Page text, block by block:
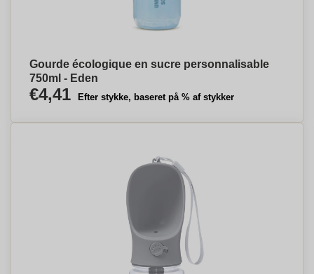
Gourde écologique en sucre personnalisable
750ml - Eden
€4,41 Efter stykke, baseret på % af stykker